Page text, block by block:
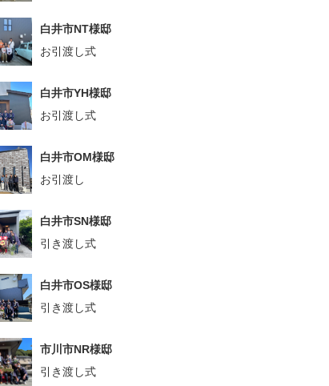
白井市NT様邸
お引渡し式
白井市YH様邸
お引渡し式
白井市OM様邸
お引渡し
白井市SN様邸
引き渡し式
白井市OS様邸
引き渡し式
市川市NR様邸
引き渡し式